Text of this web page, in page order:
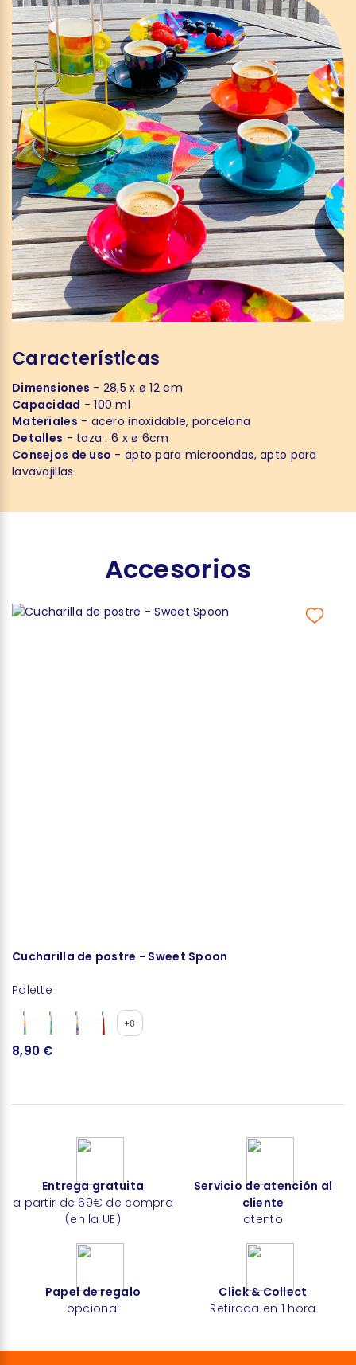
Características
Dimensiones - 28,5 x ø 12 cm
Capacidad - 100 ml
Materiales - acero inoxidable, porcelana
Detalles - taza : 6 x ø 6cm
Consejos de uso - apto para microondas, apto para
lavavajillas
Accesorios
Cucharilla de postre - Sweet Spoon
Palette
+8
8,90 €
Entrega gratuita
a partir de 69€ de compra
(en la UE)
Servicio de atención al
cliente
atento
Papel de regalo
opcional
Click & Collect
Retirada en 1 hora